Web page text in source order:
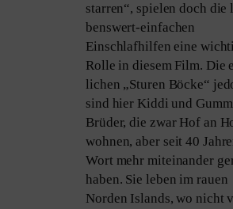
star­ren“, spie­len doch
bens­wert-ein­fa­chen
Einschlafhilfen eine
Rolle in die­sem Film. Die
li­chen „Sturen Böcke“
sind hier Kiddi und
Brüder, die zwar Hof an
woh­nen, aber seit 40
Wort mehr mit­ein­an­der
haben. Sie leben im rau­en
Norden Islands, wo nicht